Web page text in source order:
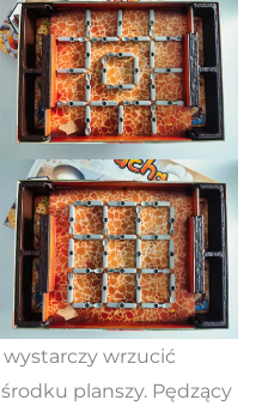
wrzucić
planszy. Pędzący